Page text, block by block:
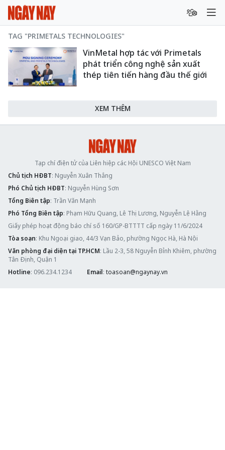
TAG "PRIMETALS TECHNOLOGIES"
VinMetal hợp tác với Primetals
phát triển công nghệ sản xuất
thép tiên tiến hàng đầu thế giới
XEM THÊM
Tạp chí điện tử của Liên hiệp các Hội UNESCO Việt Nam
Chủ tịch HĐBT: Nguyễn Xuân Thắng
Phó Chủ tịch HĐBT: Nguyễn Hùng Sơn
Tổng Biên tập: Trần Văn Mạnh
Phó Tổng Biên tập: Phạm Hữu Quang, Lê Thị Lương, Nguyễn Lệ Hằng
Giấy phép hoạt động báo chí số 160/GP-BTTTT cấp ngày 11/6/2024
Tòa soạn: Khu Ngoại giao, 44/3 Vạn Bảo, phường Ngọc Hà, Hà Nội
Văn phòng đại diện tại TP.HCM: Lầu 2-3, 58 Nguyễn Bỉnh Khiêm, phường
Tân Định, Quận 1
Hotline: 096.234.1234 Email: toasoan@ngaynay.vn